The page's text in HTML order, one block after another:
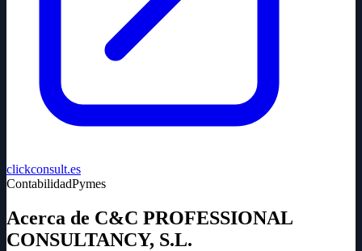
clickconsult.es
ContabilidadPymes
Acerca de C&C PROFESSIONAL
CONSULTANCY, S.L.